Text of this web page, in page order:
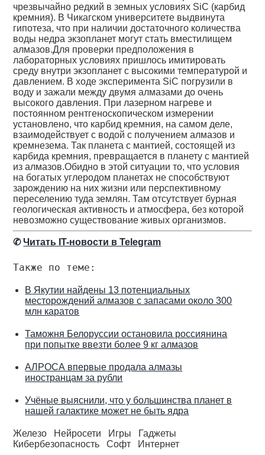
чрезвычайно редкий в земных условиях SiC (карбид
кремния). В Чикагском университете выдвинута
гипотеза, что при наличии достаточного количества
воды недра экзопланет могут стать вместилищем
алмазов.Для проверки предположения в
лабораторных условиях пришлось имитировать
среду внутри экзопланет с высокими температурой и
давлением. В ходе эксперимента SiC погрузили в
воду и зажали между двумя алмазами до очень
высокого давления. При лазерном нагреве и
постоянном рентгеноскопическом измерении
установлено, что карбид кремния, на самом деле,
взаимодействует с водой с получением алмазов и
кремнезема. Так планета с мантией, состоящей из
карбида кремния, превращается в планету с мантией
из алмазов.Обидно в этой ситуации то, что условия
на богатых углеродом планетах не способствуют
зарождению на них жизни или перспективному
переселению туда землян. Там отсутствует бурная
геологическая активность и атмосфера, без которой
невозможно существование живых организмов.
✆Читать IT-новости в Telegram
Также по теме:
В Якутии найдены 13 потенциальных
месторождений алмазов с запасами около 300
млн каратов
Таможня Белоруссии остановила россиянина
при попытке ввезти более 9 кг алмазов
АЛРОСА впервые продала алмазы
иностранцам за рубли
Учёные выяснили, что у большинства планет в
нашей галактике может не быть ядра
Железо Нейросети Игры
Гаджеты
Кибербезопасность
Софт Интернет